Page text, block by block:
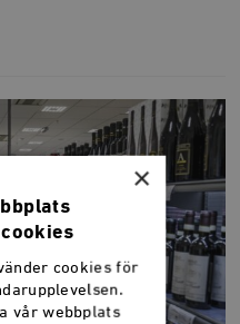
×
cookies för
vår webbplats